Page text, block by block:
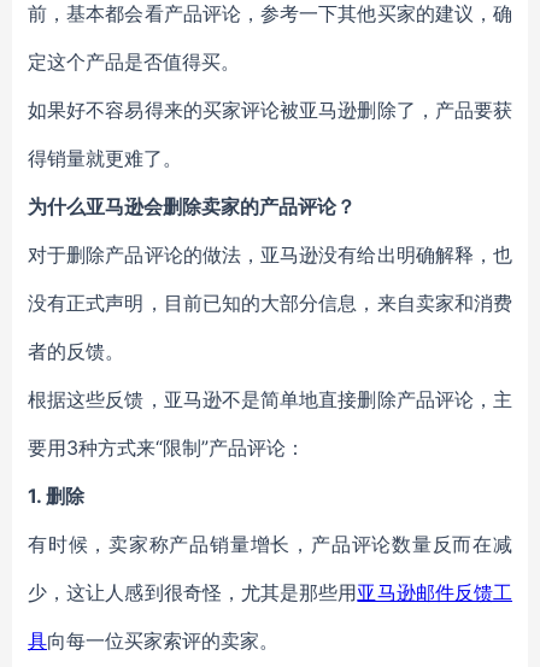
前，基本都会看产品评论，参考一下其他买家的建议，确
定这个产品是否值得买。
如果好不容易得来的买家评论被亚马逊删除了，产品要获
得销量就更难了。
为什么亚马逊会删除卖家的产品评论？
对于删除产品评论的做法，亚马逊没有给出明确解释，也
没有正式声明，目前已知的大部分信息，来自卖家和消费
者的反馈。
根据这些反馈，亚马逊不是简单地直接删除产品评论，主
要用3种方式来“限制”产品评论：
1. 删除
有时候，卖家称产品销量增长，产品评论数量反而在减
少，这让人感到很奇怪，尤其是那些用亚马逊邮件反馈工
具向每一位买家索评的卖家。